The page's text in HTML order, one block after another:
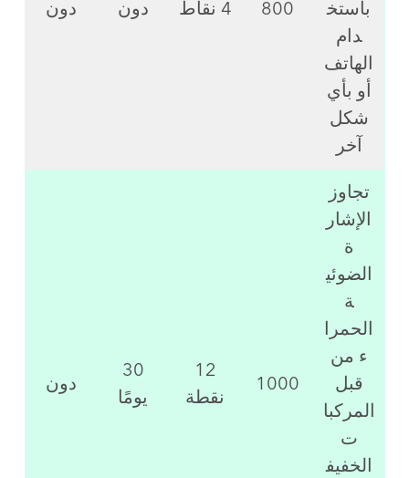
باستخ
دام
الهاتف
أو بأي
شكل
آخر
800 4 نقاط دون دون
تجاوز
الإشار
ة
الضوئي
ة
الحمرا
ء من
قبل
المركبا
ت
الخفيف
1000
12
نقطة
30
يومًا
دون